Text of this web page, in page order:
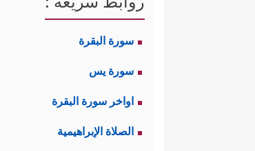
سورة البقرة
سورة يس
اواخر سورة البقرة
الصلاة الإبراهيمية